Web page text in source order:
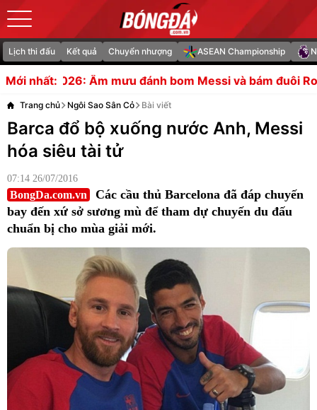
Lịch thi đấu Kết quả Chuyển nhượng ASEAN Championship
Mới nhất:bom Messi và bám đuôi Ronaldo Nguyên lý vận
Trang chủ Ngôi Sao Sân Cỏ Bài viết
Barca đổ bộ xuống nước Anh, Messi
hóa siêu tài tử
07:14 26/07/2016
BongDa.com.vn
Các cầu thủ Barcelona đã đáp chuyến
bay đến xứ sở sương mù để tham dự chuyến du đấu
chuẩn bị cho mùa giải mới.